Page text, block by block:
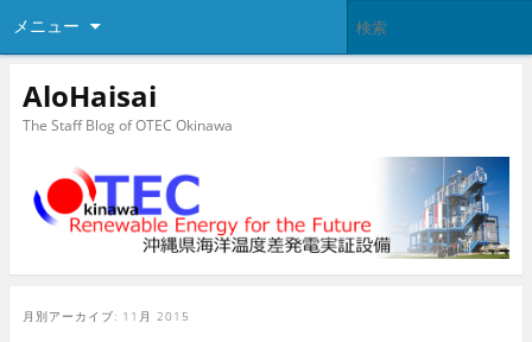
メニュー
AloHaisai
The Staff Blog of OTEC Okinawa
月別アーカイブ: 11月 2015